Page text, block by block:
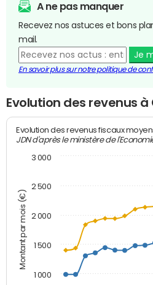
A ne pas manquer
Recevez nos astuces et bons
mail.
Je
En savoir plus sur notre politique de
Evolution des revenus
Montant par mois (€)
Evolution des revenus fiscaux
JDN d'après le ministère de
1 000
1 500
2 000
2 500
3 000